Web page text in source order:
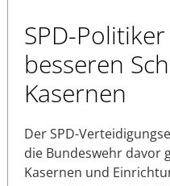
SPD-
besseren
Kasernen
Der SPD-
die Bundeswehr davor
Kasernen und